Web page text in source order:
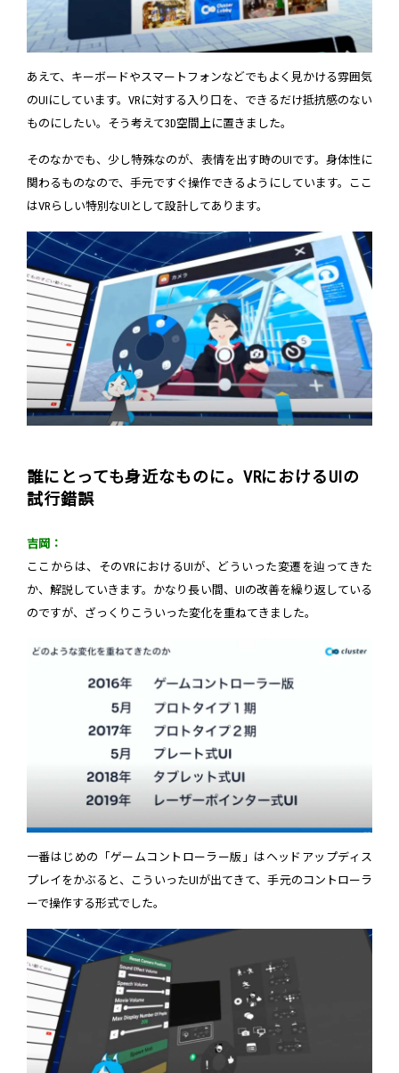
あえて、キーボードやスマートフォンなどでもよく見かける雰囲気
のUIにしています。VRに対する入り口を、できるだけ抵抗感のない
ものにしたい。そう考えて3D空間上に置きました。
そのなかでも、少し特殊なのが、表情を出す時のUIです。身体性に
関わるものなので、手元ですぐ操作できるようにしています。ここ
はVRらしい特別なUIとして設計してあります。
誰にとっても身近なものに。VRにおけるUIの
試行錯誤
吉岡：
ここからは、そのVRにおけるUIが、どういった変遷を辿ってきた
か、解説していきます。かなり長い間、UIの改善を繰り返している
のですが、ざっくりこういった変化を重ねてきました。
一番はじめの「ゲームコントローラー版」はヘッドアップディス
プレイをかぶると、こういったUIが出てきて、手元のコントローラ
ーで操作する形式でした。